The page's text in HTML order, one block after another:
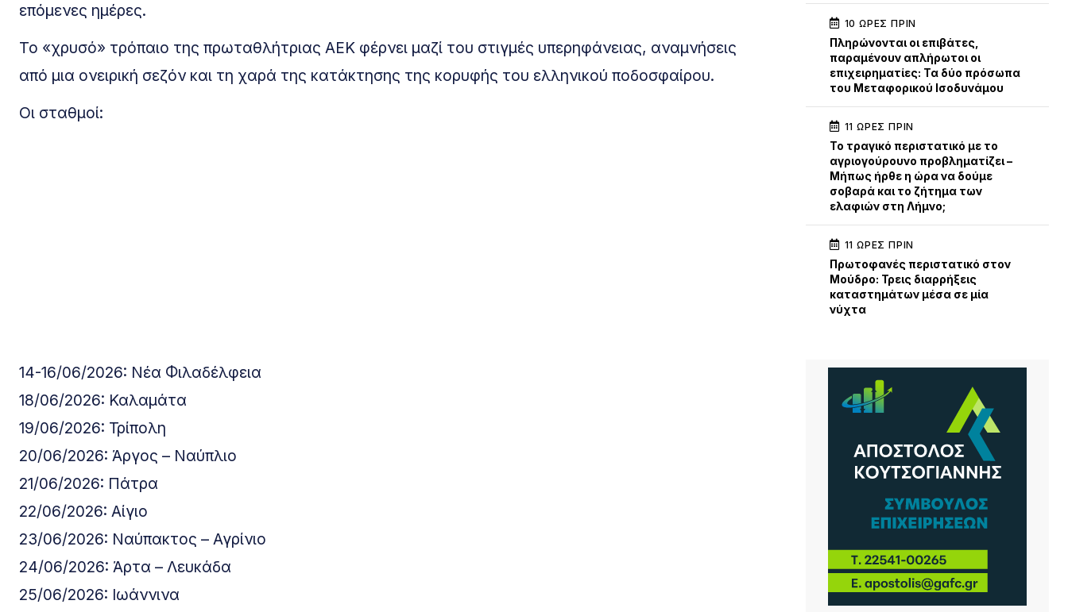
επόμενες ημέρες.
Το «χρυσό» τρόπαιο της πρωταθλήτριας ΑΕΚ φέρνει μαζί του στιγμές υπερηφάνειας, αναμνήσεις
από μια ονειρική σεζόν και τη χαρά της κατάκτησης της κορυφής του ελληνικού ποδοσφαίρου.
Οι σταθμοί:
14-16/06/2026: Νέα Φιλαδέλφεια
18/06/2026: Καλαμάτα
19/06/2026: Τρίπολη
20/06/2026: Άργος – Ναύπλιο
21/06/2026: Πάτρα
22/06/2026: Αίγιο
23/06/2026: Ναύπακτος – Αγρίνιο
24/06/2026: Άρτα – Λευκάδα
25/06/2026: Ιωάννινα
10 ΏΡΕΣ ΠΡΙΝ
Πληρώνονται οι επιβάτες,
παραμένουν απλήρωτοι οι
επιχειρηματίες: Τα δύο πρόσωπα
του Μεταφορικού Ισοδυνάμου
11 ΏΡΕΣ ΠΡΙΝ
Το τραγικό περιστατικό με το
αγριογούρουνο προβληματίζει –
Μήπως ήρθε η ώρα να δούμε
σοβαρά και το ζήτημα των
ελαφιών στη Λήμνο;
11 ΏΡΕΣ ΠΡΙΝ
Πρωτοφανές περιστατικό στον
Μούδρο: Τρεις διαρρήξεις
καταστημάτων μέσα σε μία
νύχτα